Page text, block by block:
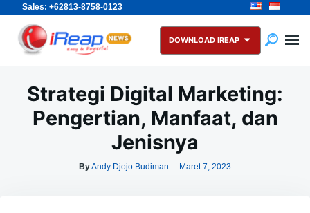
Sales: +62813-8758-0123
Skip
content
Search
for:
DOWNLOAD IREAP
Strategi Digital Marketing:
Pengertian, Manfaat, dan
Jenisnya
ByAndy Djojo Budiman Maret 7, 2023